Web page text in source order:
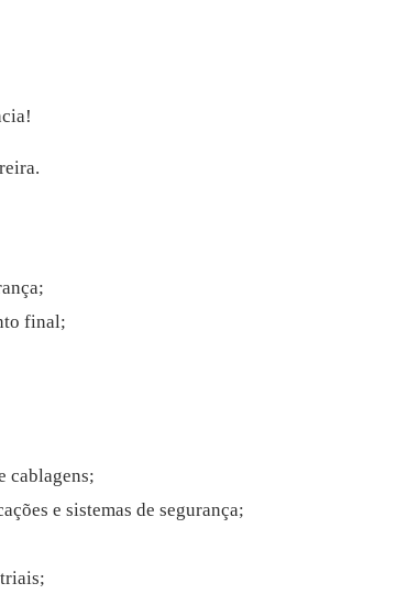
final;
cablagens;
e sistemas de segurança;